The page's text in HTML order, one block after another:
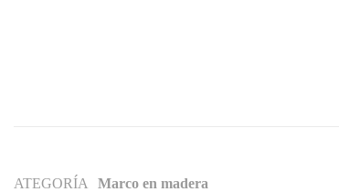
ATEGORÍA
Marco en madera